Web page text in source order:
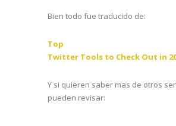
Bien todo fue traducido de:
Top
Twitter Tools to Check Out in
Y si quieren saber mas de otros
pueden revisar: